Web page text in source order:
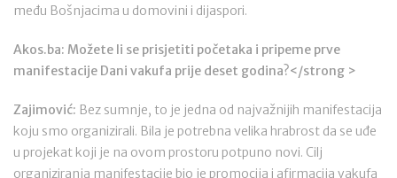
među Bošnjacima u domovini i dijaspori.
Akos.ba: Možete li se prisjetiti početaka i pripeme prve
manifestacije Dani vakufa prije deset godina?</strong >
Zajimović: Bez sumnje, to je jedna od najvažnijih manifestacija
koju smo organizirali. Bila je potrebna velika hrabrost da se uđe
u projekat koji je na ovom prostoru potpuno novi. Cilj
organiziranja manifestacije bio je promocija i afirmacija vakufa